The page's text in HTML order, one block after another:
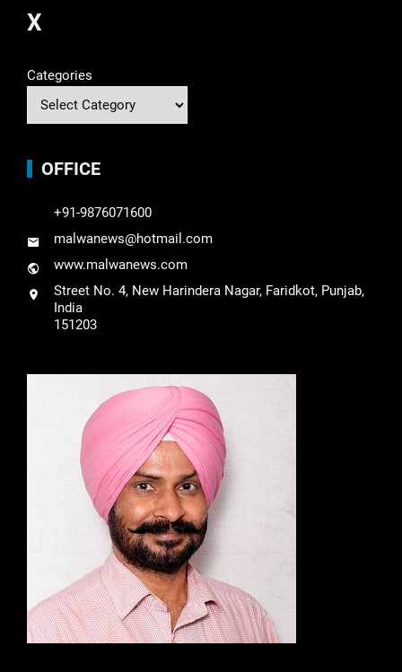
X
Categories
OFFICE
+91-9876071600
malwanews@hotmail.com
www.malwanews.com
Street No. 4, New Harindera Nagar, Faridkot, Punjab,
India
151203